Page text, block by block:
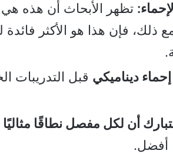
تظهر الأبحاث أن هذه
ذلك، فإن هذا هو الأكثر فائدة
ديناميكي قبل التدريبات
أن لكل مفصل نطاقًا مثاليًا
أفضل.